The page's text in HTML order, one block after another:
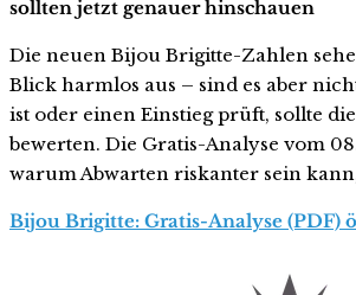
sollten jetzt genauer hinschauen
Die neuen Bijou Brigitte-Zahlen
Blick harmlos aus – sind es aber
ist oder einen Einstieg prüft, sollte
bewerten. Die Gratis-Analyse vom
warum Abwarten riskanter sein
Bijou Brigitte: Gratis-Analyse (PDF)